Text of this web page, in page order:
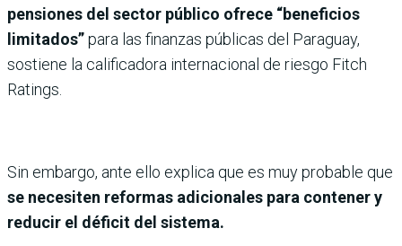
pensiones del sector público ofrece “beneficios
limitados”para las finanzas públicas del Paraguay,
sostiene la calificadora internacional de riesgo Fitch
Ratings.
Sin embargo, ante ello explica que es muy probable que
se necesiten reformas adicionales para contener y
reducir el déficit del sistema.